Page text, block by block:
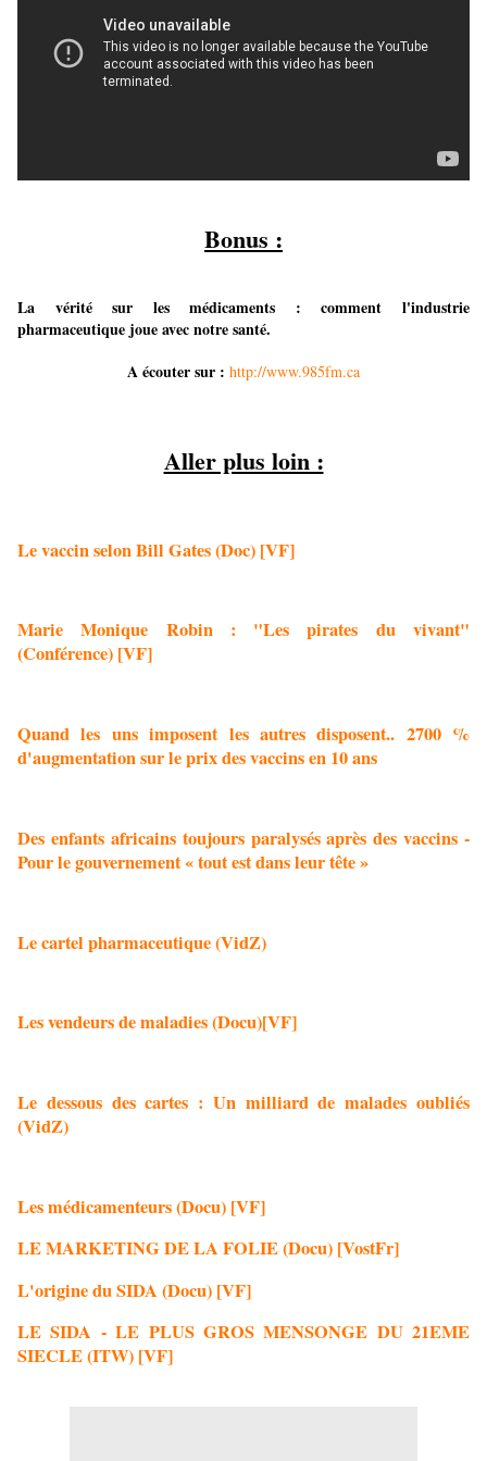
Bonus :
La vérité sur les médicaments : comment l'industrie
pharmaceutique joue avec notre santé.
A écouter sur : http://www.985fm.ca
Aller plus loin :
Le vaccin selon Bill Gates (Doc) [VF]
Marie Monique Robin : "Les pirates du vivant"
(Conférence) [VF]
Quand les uns imposent les autres disposent.. 2700 %
d'augmentation sur le prix des vaccins en 10 ans
Des enfants africains toujours paralysés après des vaccins -
Pour le gouvernement « tout est dans leur tête »
Le cartel pharmaceutique (VidZ)
Les vendeurs de maladies (Docu)[VF]
Le dessous des cartes : Un milliard de malades oubliés
(VidZ)
Les médicamenteurs (Docu) [VF]
LE MARKETING DE LA FOLIE (Docu) [VostFr]
L'origine du SIDA (Docu) [VF]
LE SIDA - LE PLUS GROS MENSONGE DU 21EME
SIECLE (ITW) [VF]